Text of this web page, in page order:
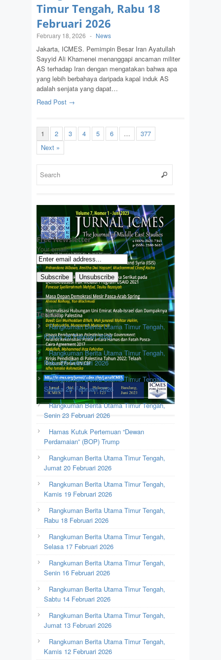
Timur Tengah, Rabu 18
Februari 2026
February 18, 2026 - News
Jakarta, ICMES. Pemimpin Besar Iran Ayatullah
Sayyid Ali Khamenei menanggapi ancaman militer
AS terhadap Iran dengan mengatakan bahwa apa
yang lebih berbahaya daripada kapal induk AS
adalah senjata yang dapat…
Read Post →
1 2 3 4 5 6 …
377
Next »
Free Newsletter
Your email:
Terkini
Rangkuman Berita Utama Timur Tengah,
Kamis 26 Februari 2026
Rangkuman Berita Utama Timur Tengah,
Rabu 25 Februari 2026
Rangkuman Berita Utama Timur Tengah,
Selasa 24 Februari 2026
Rangkuman Berita Utama Timur Tengah,
Senin 23 Februari 2026
Hamas Kutuk Pertemuan “Dewan
Perdamaian” (BOP) Trump
Rangkuman Berita Utama Timur Tengah,
Jumat 20 Februari 2026
Rangkuman Berita Utama Timur Tengah,
Kamis 19 Februari 2026
Rangkuman Berita Utama Timur Tengah,
Rabu 18 Februari 2026
Rangkuman Berita Utama Timur Tengah,
Selasa 17 Februari 2026
Rangkuman Berita Utama Timur Tengah,
Senin 16 Februari 2026
Rangkuman Berita Utama Timur Tengah,
Sabtu 14 Februari 2026
Rangkuman Berita Utama Timur Tengah,
Jumat 13 Februari 2026
Rangkuman Berita Utama Timur Tengah,
Kamis 12 Februari 2026